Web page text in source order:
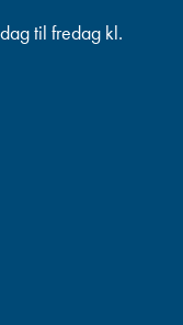
til fredag kl.